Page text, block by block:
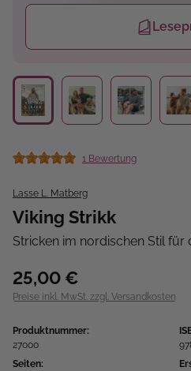
Durchschnittliche Bewertung
1 Bewertung
Lasse L. Matberg
Viking Strikk
Stricken im nordischen Stil für
25,00 €
Preise inkl. MwSt. zzgl. Versandkosten
Produktnummer:
27000
Seiten: